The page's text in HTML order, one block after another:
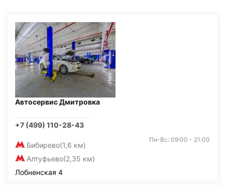
Автосервис Дмитровка
+7 (499) 110-28-43
Бибирево(1,6 км)
Алтуфьево(2,35 км)
Пн-Вс: 09:00 - 21:00
Лобненская 4